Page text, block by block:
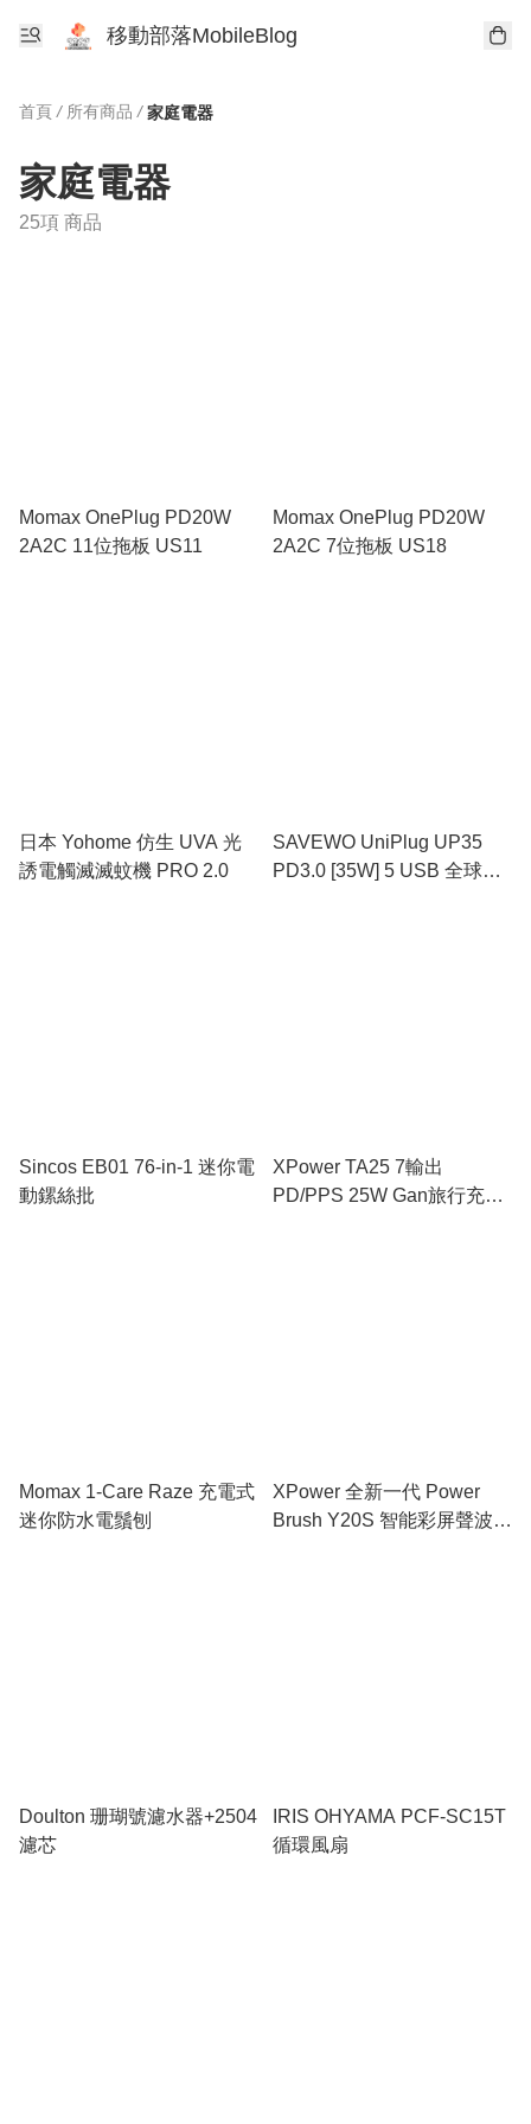
移動部落MobileBlog
首頁 / 所有商品 / 家庭電器
家庭電器
25項 商品
Momax OnePlug PD20W
2A2C 11位拖板 US11
Momax OnePlug PD20W
2A2C 7位拖板 US18
日本 Yohome 仿生 UVA 光
誘電觸滅滅蚊機 PRO 2.0
SAVEWO UniPlug UP35
PD3.0 [35W] 5 USB 全球旅
Sincos EB01 76-in-1 迷你電
動鏍絲批
XPower TA25 7輸出
PD/PPS 25W Gan旅行充電
Momax 1-Care Raze 充電式
迷你防水電鬚刨
XPower 全新一代 Power
Brush Y20S 智能彩屏聲波電
Doulton 珊瑚號濾水器+2504
濾芯
IRIS OHYAMA PCF-SC15T
循環風扇